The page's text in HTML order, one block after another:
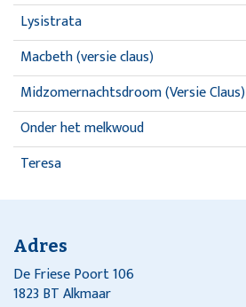
Lysistrata
Macbeth (versie claus)
Midzomernachtsdroom (Versie Claus)
Onder het melkwoud
Teresa
Warm en koud
Woyzeck
Adres
De Friese Poort 106
1823 BT Alkmaar